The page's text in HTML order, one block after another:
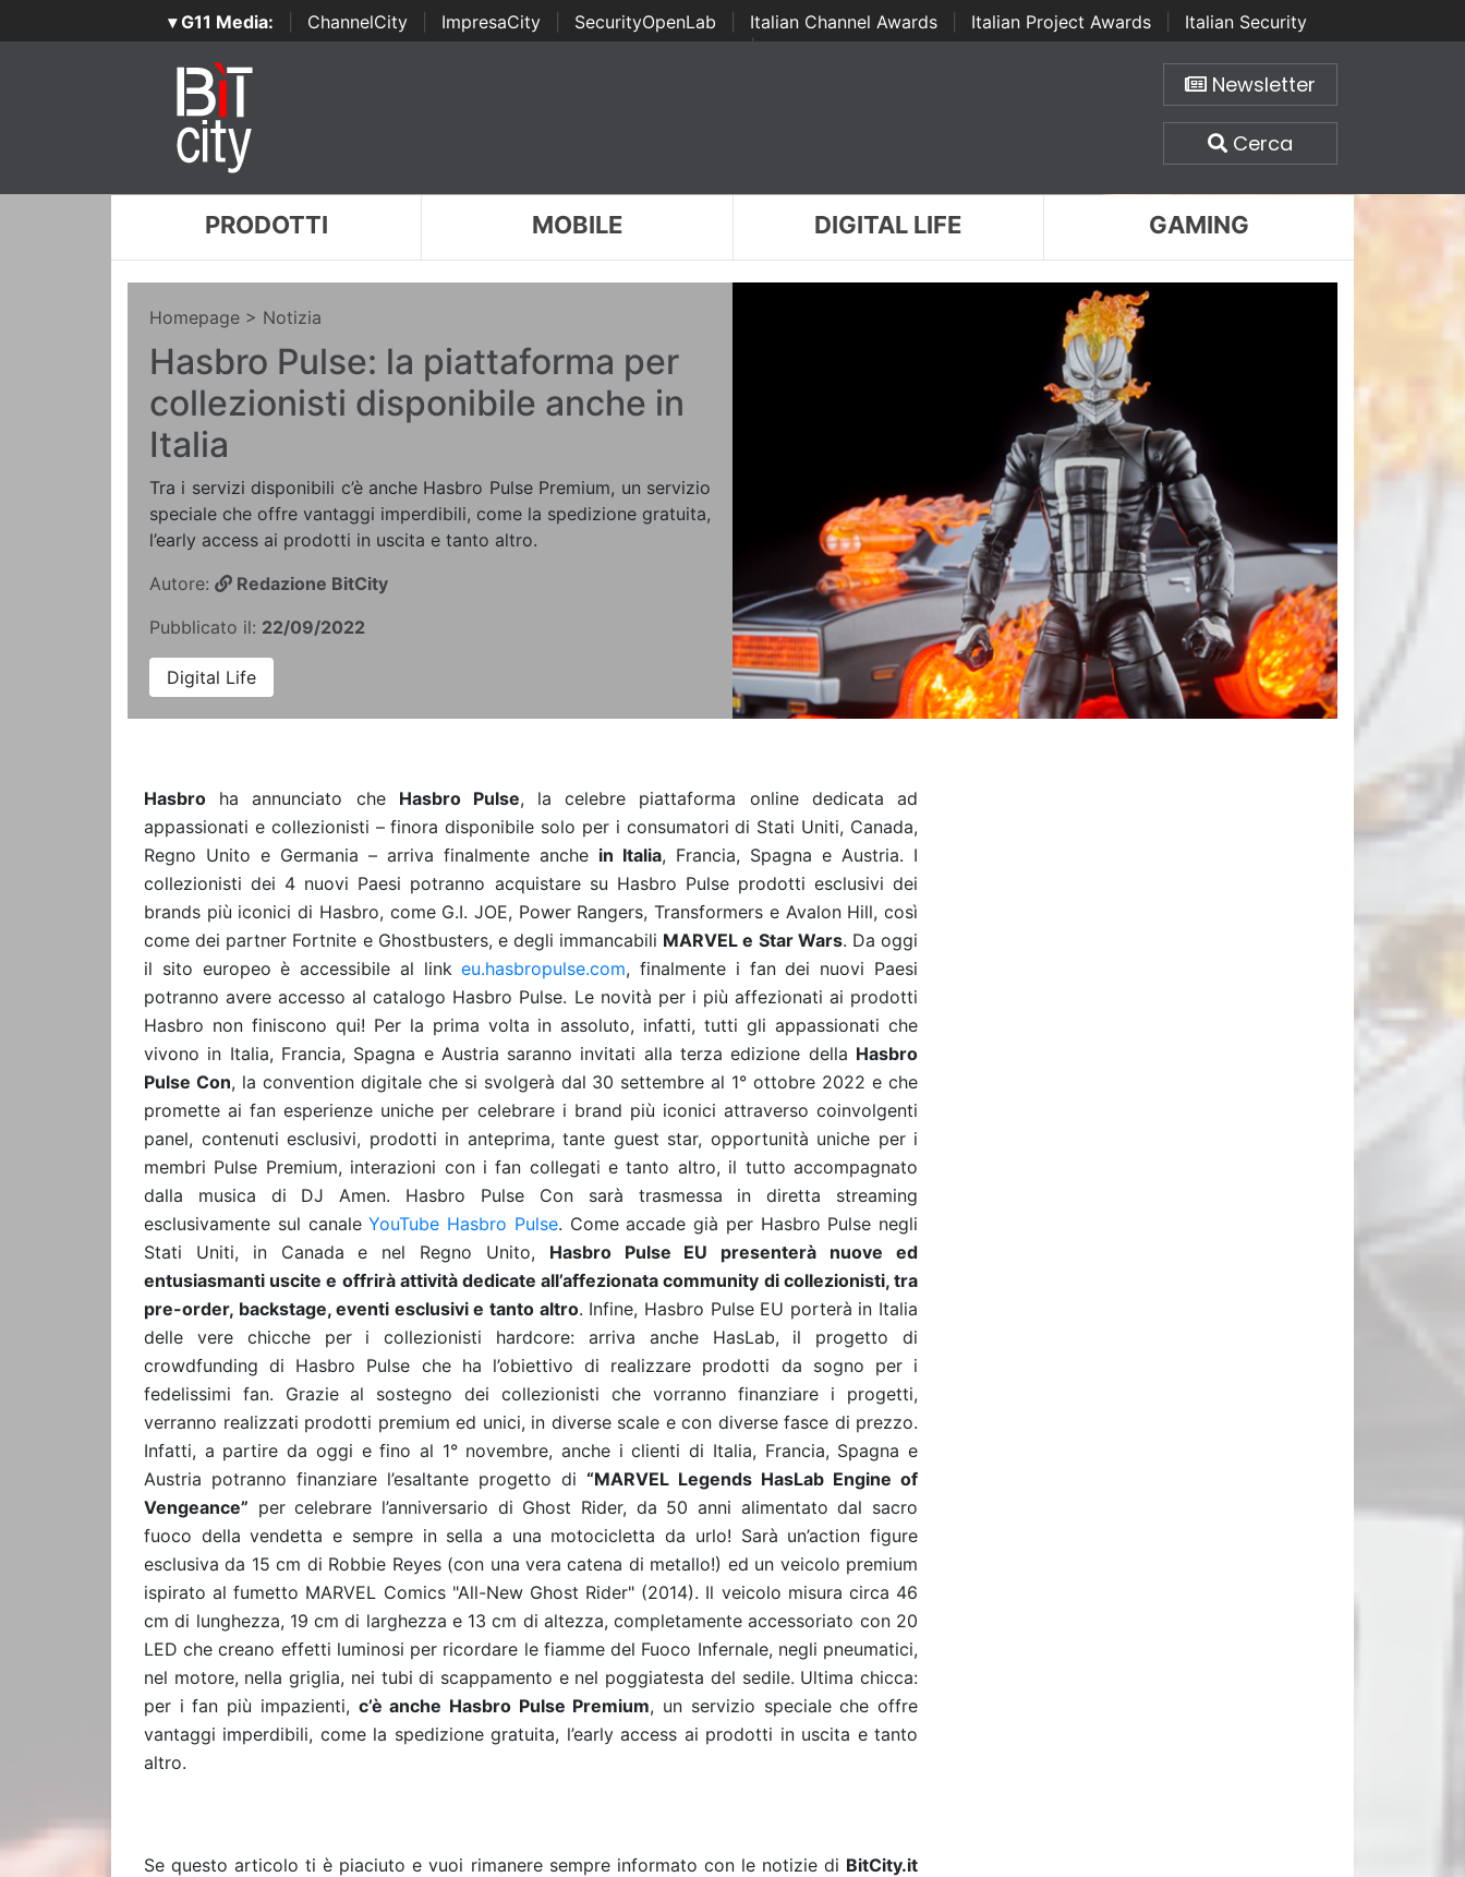
▾ G11 Media: ChannelCity ImpresaCity SecurityOpenLab Italian Channel Awards Italian Project Awards
Italian Security
Awards | ...
Newsletter
Cerca
PRODOTTI MOBILE DIGITAL LIFE GAMING
Homepage > Notizia
Hasbro Pulse: la piattaforma per
collezionisti disponibile anche in
Italia
Tra i servizi disponibili c’è anche Hasbro Pulse Premium, un servizio
speciale che offre vantaggi imperdibili, come la spedizione gratuita,
l’early access ai prodotti in uscita e tanto altro.
Autore:
Redazione BitCity
Pubblicato il: 22/09/2022
Digital Life
Hasbro ha annunciato che Hasbro Pulse, la celebre piattaforma onlinededicata ad
appassionati e collezionisti – finora disponibile solo per i consumatori di Stati Uniti, Canada,
Regno Unito e Germania – arriva finalmente anche in Italia, Francia, Spagna e Austria. I
collezionisti dei 4 nuovi Paesi potranno acquistare su Hasbro Pulse prodotti esclusivi dei
brands più iconici di Hasbro, come G.I. JOE, Power Rangers,Transformers e Avalon Hill, così
come dei partner Fortnite e Ghostbusters, e degli immancabili MARVEL e Star Wars. Da oggi
il sito europeo è accessibile al linkeu.hasbropulse.com, finalmente i fan dei nuovi Paesi
potranno avere accesso al catalogo Hasbro Pulse. Le novità per i più affezionati ai prodotti
Hasbro non finiscono qui! Per la prima volta in assoluto, infatti, tutti gli appassionati che
vivono in Italia, Francia, Spagna e Austria saranno invitati alla terza edizione della Hasbro
Pulse Con, la convention digitale che si svolgerà dal 30 settembre al 1° ottobre 2022 e che
promette ai fan esperienze uniche per celebrare i brand più iconici attraverso coinvolgenti
panel, contenuti esclusivi, prodotti in anteprima, tante guest star, opportunità uniche per i
membri Pulse Premium, interazioni con i fan collegati e tanto altro, il tutto accompagnato
dalla musica di DJ Amen. Hasbro Pulse Con sarà trasmessa in diretta streaming
esclusivamente sul canaleYouTube Hasbro Pulse. Come accade già per Hasbro Pulse negli
Stati Uniti, in Canada e nel Regno Unito, Hasbro Pulse EU presenterà nuove ed
entusiasmanti uscite e offrirà attività dedicate all’affezionata community di collezionisti, tra
pre-order, backstage, eventi esclusivi e tanto altro. Infine, Hasbro Pulse EU porterà in Italia
delle vere chicche per i collezionisti hardcore: arriva anche HasLab, il progetto di
crowdfunding di Hasbro Pulse che ha l’obiettivo di realizzare prodotti da sogno per i
fedelissimi fan. Grazie al sostegno dei collezionisti che vorranno finanziare i progetti,
verranno realizzati prodotti premium ed unici, in diverse scale e con diverse fasce di prezzo.
Infatti, a partire da oggi e fino al 1° novembre, anche i clienti di Italia, Francia, Spagna e
Austria potranno finanziare l’esaltante progetto di “MARVEL Legends HasLab Engine of
Vengeance” per celebrare l’anniversario di Ghost Rider, da 50 anni alimentato dal sacro
fuoco della vendetta e sempre in sella a una motocicletta da urlo! Sarà un’action figure
esclusiva da 15 cm di Robbie Reyes (con una vera catena di metallo!) ed un veicolo premium
ispirato al fumetto MARVEL Comics "All-New Ghost Rider" (2014). Il veicolo misura circa 46
cm di lunghezza, 19 cm di larghezza e 13 cm di altezza, completamente accessoriato con 20
LED che creano effetti luminosi per ricordare le fiamme del Fuoco Infernale, negli pneumatici,
nel motore, nella griglia, nei tubi di scappamento e nel poggiatesta del sedile. Ultima chicca:
per i fan più impazienti, c’è anche Hasbro Pulse Premium, un servizio speciale che offre
vantaggi imperdibili, come la spedizione gratuita, l’early access ai prodotti in uscita e tanto
altro.
Se questo articolo ti è piaciuto e vuoi rimanere sempre informato con le notizie di BitCity.it